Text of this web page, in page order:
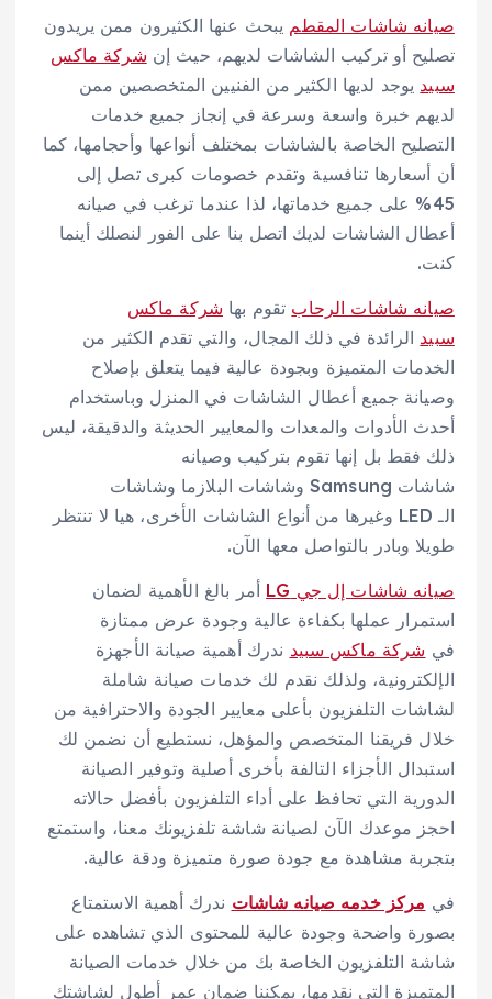
صيانه شاشات المقطم يبحث عنها الكثيرون ممن يريدون
تصليح أو تركيب الشاشات لديهم، حيث إن شركة ماكس
سبيد يوجد لديها الكثير من الفنيين المتخصصين ممن
لديهم خبرة واسعة وسرعة في إنجاز جميع خدمات
التصليح الخاصة بالشاشات بمختلف أنواعها وأحجامها، كما
أن أسعارها تنافسية وتقدم خصومات كبرى تصل إلى
45% على جميع خدماتها، لذا عندما ترغب في صيانه
أعطال الشاشات لديك اتصل بنا على الفور لنصلك أينما
كنت.
صيانه شاشات الرحاب تقوم بها شركة ماكس
سبيد الرائدة في ذلك المجال، والتي تقدم الكثير من
الخدمات المتميزة وبجودة عالية فيما يتعلق بإصلاح
وصيانة جميع أعطال الشاشات في المنزل وباستخدام
أحدث الأدوات والمعدات والمعايير الحديثة والدقيقة، ليس
ذلك فقط بل إنها تقوم بتركيب وصيانه
شاشات Samsung وشاشات البلازما وشاشات
الـ LED وغيرها من أنواع الشاشات الأخرى، هيا لا تنتظر
طويلا وبادر بالتواصل معها الآن.
صيانه شاشات إل جي LG
أمر بالغ الأهمية لضمان
استمرار عملها بكفاءة عالية وجودة عرض ممتازة
في شركة ماكس سبيد ندرك أهمية صيانة الأجهزة
الإلكترونية، ولذلك نقدم لك خدمات صيانة شاملة
لشاشات التلفزيون بأعلى معايير الجودة والاحترافية من
خلال فريقنا المتخصص والمؤهل، نستطيع أن نضمن لك
استبدال الأجزاء التالفة بأخرى أصلية وتوفير الصيانة
الدورية التي تحافظ على أداء التلفزيون بأفضل حالاته
احجز موعدك الآن لصيانة شاشة تلفزيونك معنا، واستمتع
بتجربة مشاهدة مع جودة صورة متميزة ودقة عالية.
في مركز خدمه صيانه شاشات ندرك أهمية الاستمتاع
بصورة واضحة وجودة عالية للمحتوى الذي تشاهده على
شاشة التلفزيون الخاصة بك من خلال خدمات الصيانة
المتميزة التي نقدمها، يمكننا ضمان عمر أطول لشاشتك